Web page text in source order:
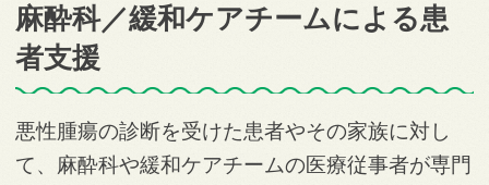
麻酔科／緩和ケアチームによる患
者支援
悪性腫瘍の診断を受けた患者やその家族に対し
て、麻酔科や緩和ケアチームの医療従事者が専門